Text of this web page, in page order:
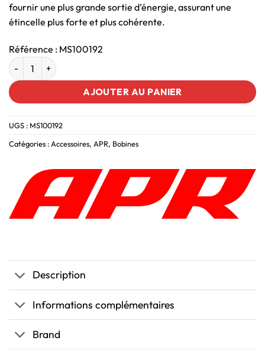
fournir une plus grande sortie d’énergie, assurant une
étincelle plus forte et plus cohérente.
Référence : MS100192
AJOUTER AU PANIER
UGS : MS100192
Catégories : Accessoires, APR, Bobines
Description
Informations complémentaires
Brand